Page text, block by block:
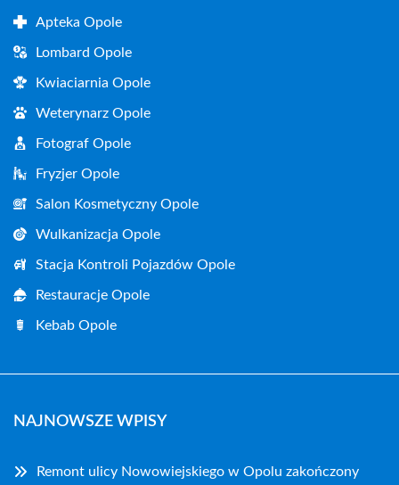
Apteka Opole
Lombard Opole
Kwiaciarnia Opole
Weterynarz Opole
Fotograf Opole
Fryzjer Opole
Salon Kosmetyczny Opole
Wulkanizacja Opole
Stacja Kontroli Pojazdów Opole
Restauracje Opole
Kebab Opole
NAJNOWSZE WPISY
Remont ulicy Nowowiejskiego w Opolu zakończony